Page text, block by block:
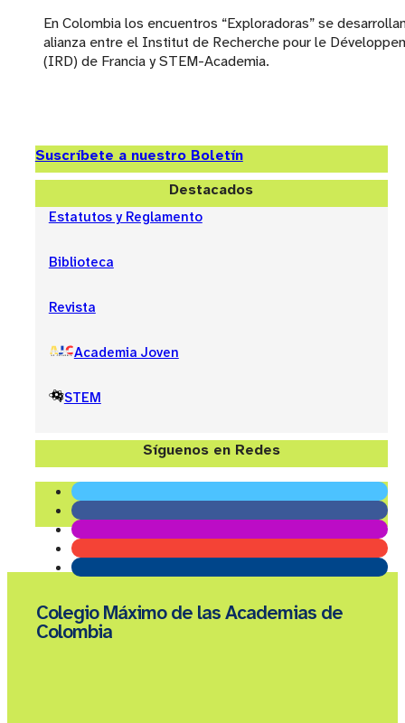
En Colombia los encuentros “Exploradoras” se
alianza entre el Institut de Recherche pour le
(IRD) de Francia y STEM-Academia.
Suscríbete a nuestro Boletín
Destacados
Estatutos y Reglamento
Biblioteca
Revista
Academia Joven
STEM
Síguenos en Redes
Colegio Máximo de las Academias de
Colombia